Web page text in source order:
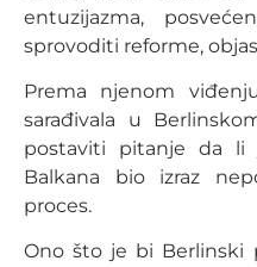
entuzijazma,
sprovoditi reforme,
Prema njenom
sarađivala u
postaviti pitanje da li
Balkana bio izraz
proces.
Ono što je bi Berlinski